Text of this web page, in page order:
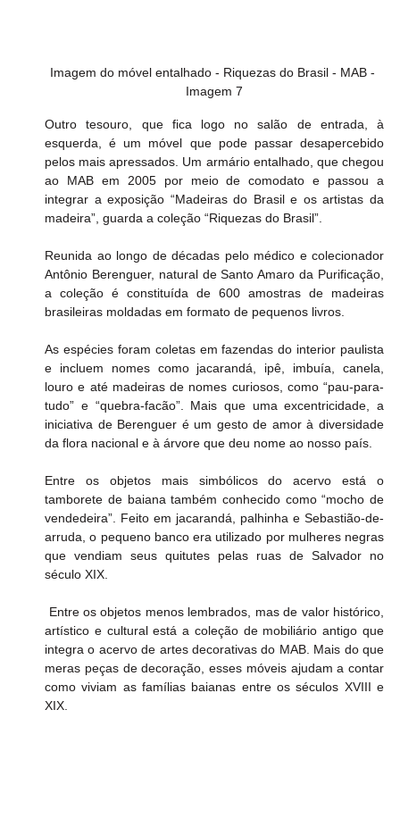
Imagem do móvel entalhado - Riquezas do Brasil - MAB -
Imagem 7
Outro tesouro, que fica logo no salão de entrada, à
esquerda, é um móvel que pode passar desapercebido
pelos mais apressados. Um armário entalhado, que chegou
ao MAB em 2005 por meio de comodato e passou a
integrar a exposição “Madeiras do Brasil e os artistas da
madeira”, guarda a coleção “Riquezas do Brasil”.
Reunida ao longo de décadas pelo médico e colecionador
Antônio Berenguer, natural de Santo Amaro da Purificação,
a coleção é constituída de 600 amostras de madeiras
brasileiras moldadas em formato de pequenos livros.
As espécies foram coletas em fazendas do interior paulista
e incluem nomes como jacarandá, ipê, imbuía, canela,
louro e até madeiras de nomes curiosos, como “pau-para-
tudo” e “quebra-facão”. Mais que uma excentricidade, a
iniciativa de Berenguer é um gesto de amor à diversidade
da flora nacional e à árvore que deu nome ao nosso país.
Entre os objetos mais simbólicos do acervo está o
tamborete de baiana também conhecido como “mocho de
vendedeira”. Feito em jacarandá, palhinha e Sebastião-de-
arruda, o pequeno banco era utilizado por mulheres negras
que vendiam seus quitutes pelas ruas de Salvador no
século XIX.
Entre os objetos menos lembrados, mas de valor histórico,
artístico e cultural está a coleção de mobiliário antigo que
integra o acervo de artes decorativas do MAB. Mais do que
meras peças de decoração, esses móveis ajudam a contar
como viviam as famílias baianas entre os séculos XVIII e
XIX.